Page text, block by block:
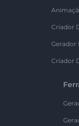
Criador
Gerador
Criador